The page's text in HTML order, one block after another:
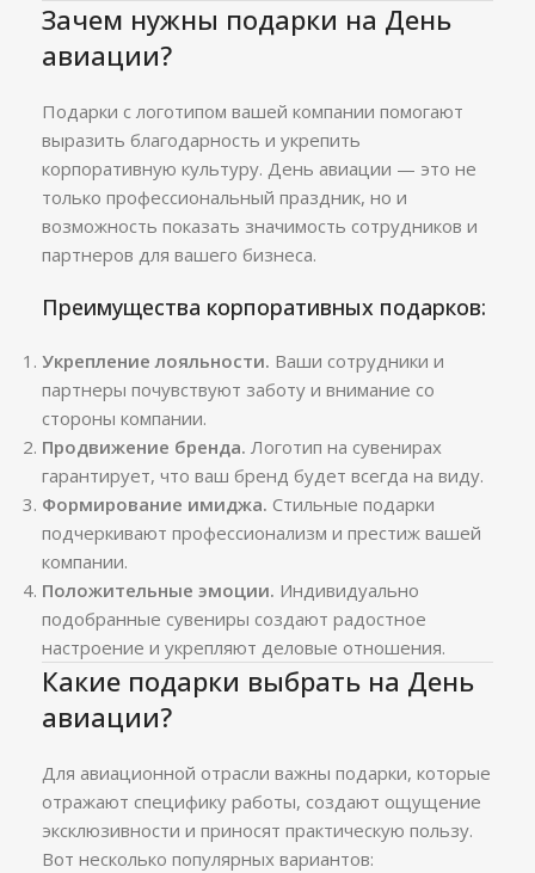
Зачем нужны подарки на День
авиации?
Подарки с логотипом вашей компании помогают
выразить благодарность и укрепить
корпоративную культуру. День авиации — это не
только профессиональный праздник, но и
возможность показать значимость сотрудников и
партнеров для вашего бизнеса.
Преимущества корпоративных подарков:
Укрепление лояльности. Ваши сотрудники и
партнеры почувствуют заботу и внимание со
стороны компании.
Продвижение бренда. Логотип на сувенирах
гарантирует, что ваш бренд будет всегда на виду.
Формирование имиджа. Стильные подарки
подчеркивают профессионализм и престиж вашей
компании.
Положительные эмоции. Индивидуально
подобранные сувениры создают радостное
настроение и укрепляют деловые отношения.
Какие подарки выбрать на День
авиации?
Для авиационной отрасли важны подарки, которые
отражают специфику работы, создают ощущение
эксклюзивности и приносят практическую пользу.
Вот несколько популярных вариантов: